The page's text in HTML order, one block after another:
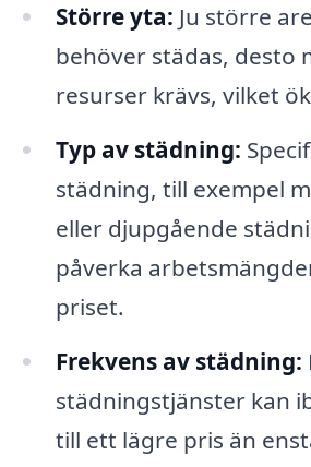
Större yta: Ju större
behöver städas, desto
resurser krävs, vilket
Typ av städning:
städning, till exempel
eller djupgående
påverka
priset.
Frekvens av städning:
städningstjänster kan
till ett lägre pris än